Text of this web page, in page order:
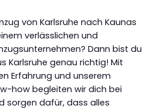
von Karlsruhe nach Kaunas
verlässlichen und
Dann bist du
Karlsruhe genau richtig! Mit
Erfahrung und unserem
how begleiten wir dich bei
sorgen dafür, dass alles